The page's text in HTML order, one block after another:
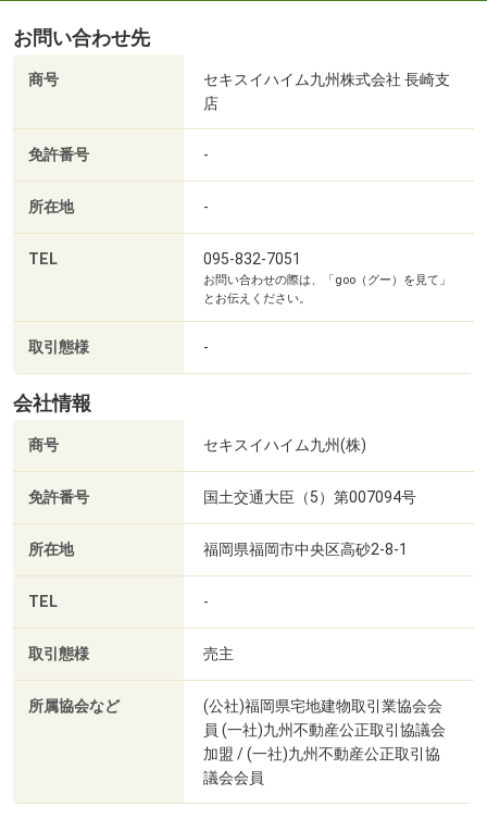
ばらの幼稚園まで1120m （撮影年月：2026年2月）
JR長崎本線「諫早」駅まで1330m （撮影年月：2023年8月）
お問い合わせ先
商号
セキスイハイム九州株式会社 長崎支
店
免許番号 -
所在地 -
TEL 095-832-7051
お問い合わせの際は、「goo（グー）を見て」
とお伝えください。
取引態様 -
会社情報
商号 セキスイハイム九州(株)
免許番号 国土交通大臣（5）第007094号
所在地 福岡県福岡市中央区高砂2-8-1
TEL -
取引態様 売主
所属協会など
(公社)福岡県宅地建物取引業協会会
員 (一社)九州不動産公正取引協議会
加盟 / (一社)九州不動産公正取引協
議会会員